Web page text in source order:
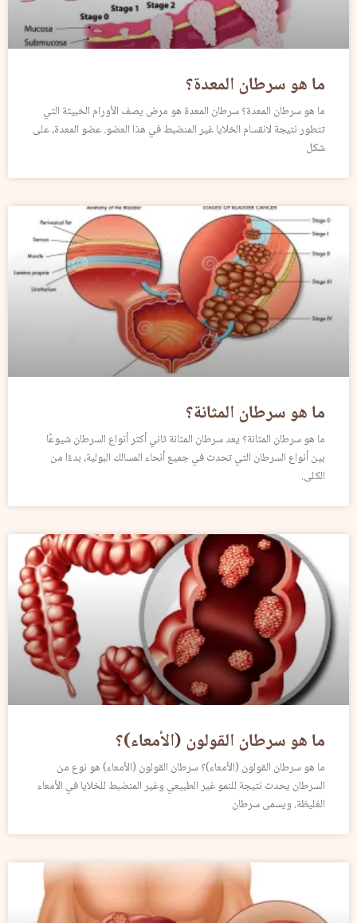
ما هو سرطان المعدة؟
ما هو سرطان المعدة؟ سرطان المعدة هو مرض يصف الأورام الخبيثة التي
تتطور نتيجة لانقسام الخلايا غير المنضبط في هذا العضو. عضو المعدة، على
شكل
ما هو سرطان المثانة؟
ما هو سرطان المثانة؟ يعد سرطان المثانة ثاني أكثر أنواع السرطان شيوعًا
بين أنواع السرطان التي تحدث في جميع أنحاء المسالك البولية، بدءًا من
الكلى.
ما هو سرطان القولون (الأمعاء)؟
ما هو سرطان القولون (الأمعاء)؟ سرطان القولون (الأمعاء) هو نوع من
السرطان يحدث نتيجة للنمو غير الطبيعي وغير المنضبط للخلايا في الأمعاء
الغليظة. ويسمى سرطان